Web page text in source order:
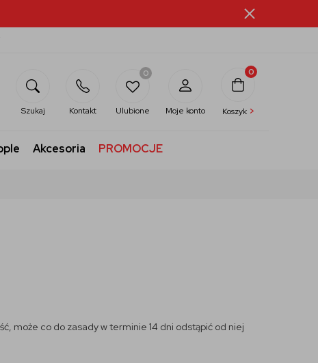
Szukaj Kontakt
0
Ulubione Moje konto
0
Koszyk >
Akcesoria PROMOCJE
może co do zasady w terminie 14 dni odstąpić od niej